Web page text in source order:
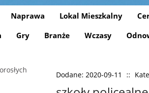
Naprawa Lokal Mieszkalny
Gry Branże Wczasy
Dodane: 2020-09-11 ::